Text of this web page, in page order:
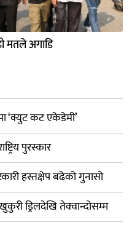
मतले अगाडि
‘क्युट कट एकेडेमी’
पुरस्कार
हस्तक्षेप बढेको गुनासो
ड्रिलदेखि तेक्वान्दोसम्म